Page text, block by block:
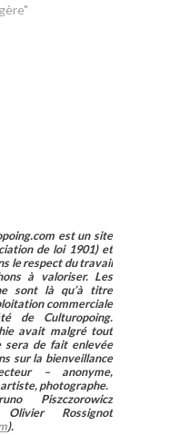
est un site
de loi 1901) et
le respect du travail
à valoriser. Les
sont là qu’à titre
commerciale
de Culturopoing.
avait malgré tout
sera de fait enlevée
sur la bienveillance
– anonyme,
photographe.
Piszczorowicz
Rossignot
).